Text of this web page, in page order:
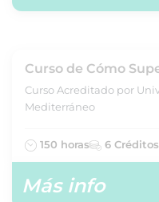
Curso de Cómo
Curso Acreditado por
Mediterráneo
150 horas 6 Créditos
Más info